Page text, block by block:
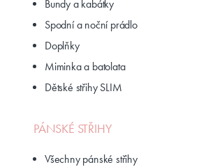
Bundy a kabátky
Spodní a noční prádlo
Doplňky
Miminka a batolata
Dětské střihy SLIM
PÁNSKÉ STŘIHY
Všechny pánské střihy